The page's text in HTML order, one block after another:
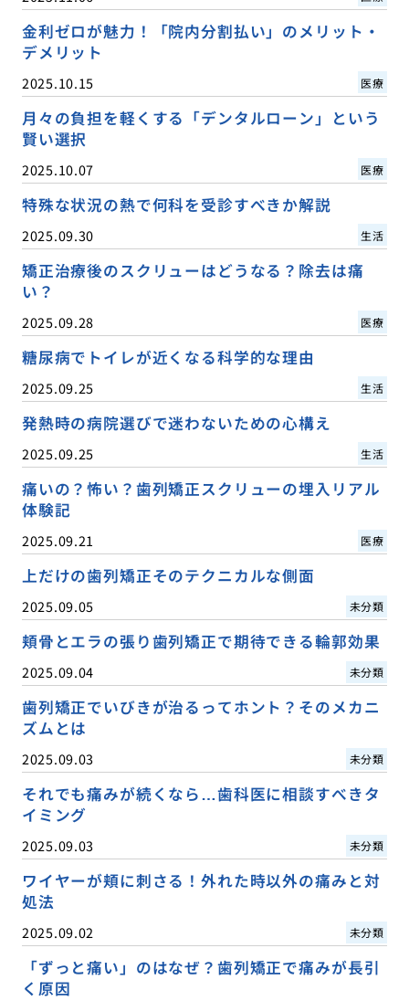
金利ゼロが魅力！「院内分割払い」のメリット・
デメリット
2025.10.15 医療
月々の負担を軽くする「デンタルローン」という
賢い選択
2025.10.07 医療
特殊な状況の熱で何科を受診すべきか解説
2025.09.30 生活
矯正治療後のスクリューはどうなる？除去は痛
い？
2025.09.28 医療
糖尿病でトイレが近くなる科学的な理由
2025.09.25 生活
発熱時の病院選びで迷わないための心構え
2025.09.25 生活
痛いの？怖い？歯列矯正スクリューの埋入リアル
体験記
2025.09.21 医療
上だけの歯列矯正そのテクニカルな側面
2025.09.05 未分類
頬骨とエラの張り歯列矯正で期待できる輪郭効果
2025.09.04 未分類
歯列矯正でいびきが治るってホント？そのメカニ
ズムとは
2025.09.03 未分類
それでも痛みが続くなら…歯科医に相談すべきタ
イミング
2025.09.03 未分類
ワイヤーが頬に刺さる！外れた時以外の痛みと対
処法
2025.09.02 未分類
「ずっと痛い」のはなぜ？歯列矯正で痛みが長引
く原因